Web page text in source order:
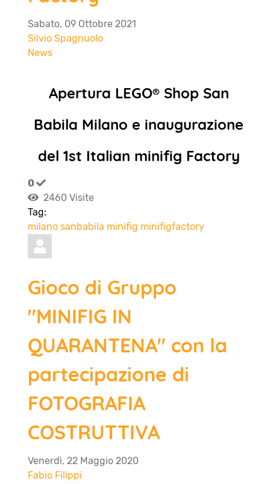
Sabato, 09 Ottobre 2021
Silvio Spagnuolo
News
Apertura LEGO® Shop San
Babila Milano e inaugurazione
del 1st Italian minifig Factory
0
2460 Visite
Tag:
milano sanbabila minifig minifigfactory
Gioco di Gruppo
"MINIFIG IN
QUARANTENA" con la
partecipazione di
FOTOGRAFIA
COSTRUTTIVA
Venerdì, 22 Maggio 2020
Fabio Filippi